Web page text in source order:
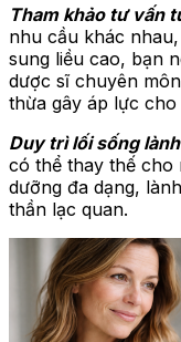
Tham khảo tư vấn
nhu cầu khác
sung liều cao, bạn
dược sĩ chuyên
thừa gây áp lực cho
Duy trì lối sống
có thể thay thế cho
dưỡng đa dạng,
thần lạc quan.